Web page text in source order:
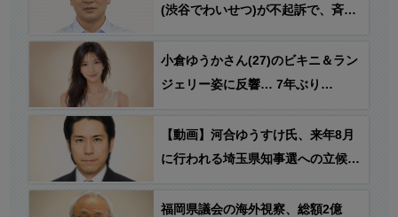
被災地での共産党の活動に使う」
(渋谷でわいせつ)が不起訴で、斉藤
い？』
小倉ゆうかさん(27)のビキニ＆ラン
ジェリー姿に反響… 7年ぶり
【動画】河合ゆうすけ氏、来年8月
に行われる埼玉県知事選への立候補
福岡県議会の海外視察、総額2億